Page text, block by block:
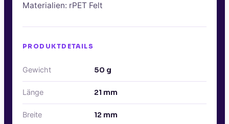
Materialien: rPET Felt
PRODUKTDETAILS
Gewicht 50 g
Länge 21 mm
Breite 12 mm